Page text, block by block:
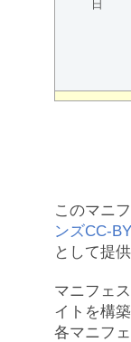
日
このマニ
ンズCC-BY
として提
マニフェ
イトを構
各マニフ